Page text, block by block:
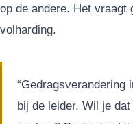
op de andere. Het vraagt
volharding.
“Gedragsverandering
bij de leider. Wil je